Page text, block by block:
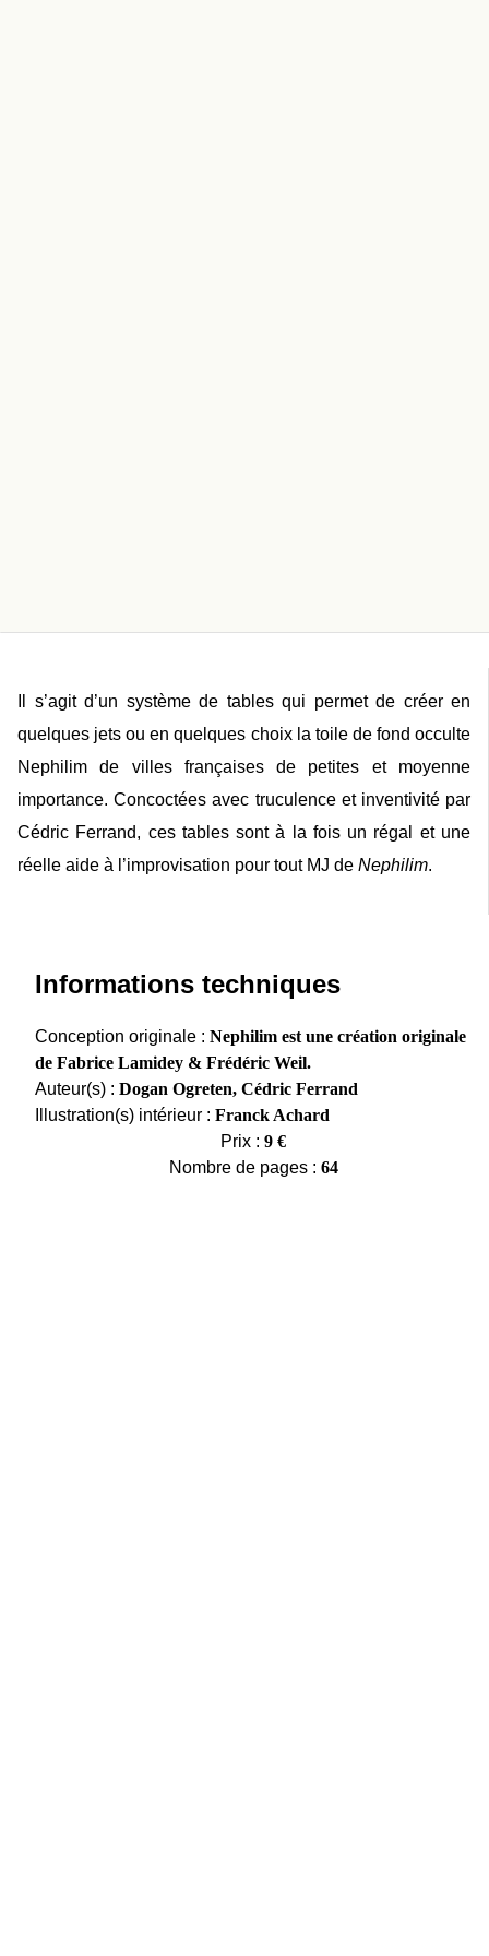
Il s’agit d’un système de tables qui permet de créer en
quelques jets ou en quelques choix la toile de fond occulte
Nephilim de villes françaises de petites et moyenne
importance. Concoctées avec truculence et inventivité par
Cédric Ferrand, ces tables sont à la fois un régal et une
réelle aide à l’improvisation pour tout MJ de Nephilim.
Informations techniques
Conception originale : Nephilim est une création originale
de Fabrice Lamidey & Frédéric Weil.
Auteur(s) : Dogan Ogreten, Cédric Ferrand
Illustration(s) intérieur : Franck Achard
Prix : 9 €
Nombre de pages : 64